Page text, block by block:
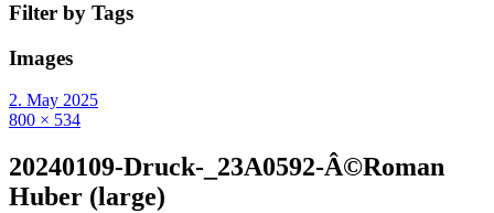
Filter by Tags
Images
2. May 2025
800 × 534
20240109-Druck-_23A0592-Â©Roman
Huber (large)